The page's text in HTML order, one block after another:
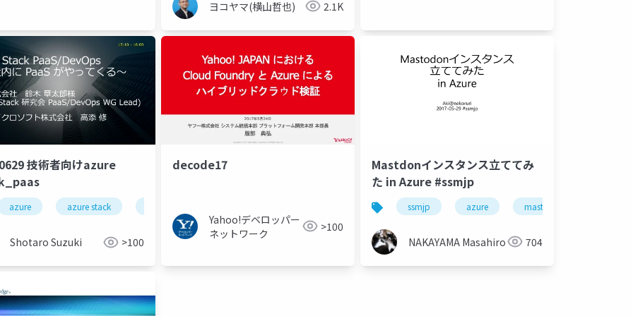
ヨコヤマ(横山哲也) 2.1K
server 2016
技術者向けazure
azure azure stack hci mi
Shotaro Suzuki >100
decode17
Yahoo!デベロッパー
ネットワーク
>100
Mastdonインスタンス立ててみ
た in Azure #ssmjp
ssmjp azure mastodon
NAKAYAMA Masahiro 704